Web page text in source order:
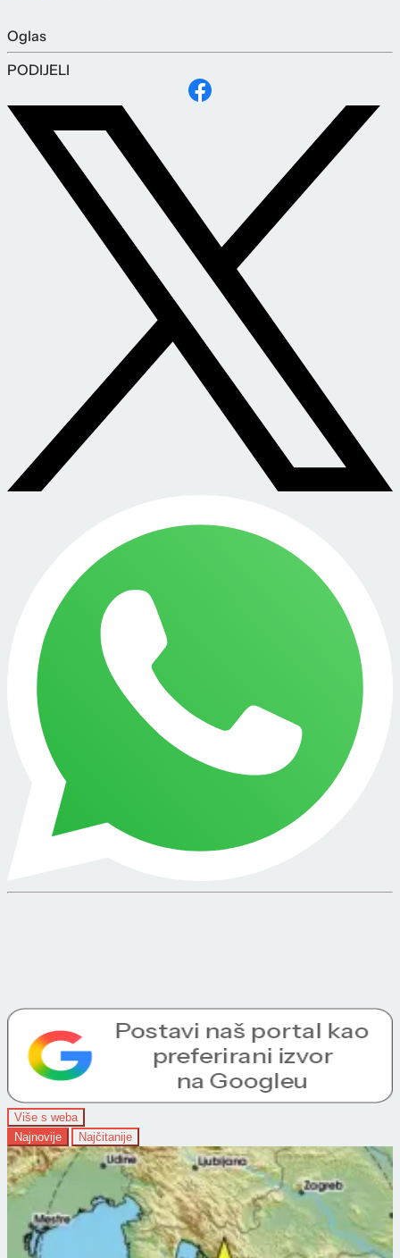
Oglas
PODIJELI
Više s weba
Najnovije
Najčitanije